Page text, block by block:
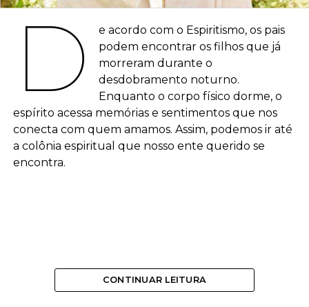
D
e acordo com o Espiritismo, os pais
podem encontrar os filhos que já
morreram durante o
desdobramento noturno.
Enquanto o corpo físico dorme, o
espírito acessa memórias e sentimentos que nos
conecta com quem amamos. Assim, podemos ir até
a colônia espiritual que nosso ente querido se
encontra.
CONTINUAR LEITURA